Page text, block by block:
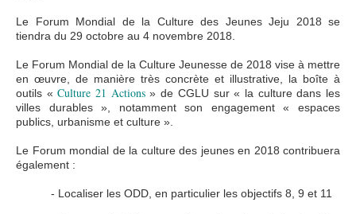
Le Forum Mondial de la Culture des Jeunes Jeju 2018 se
tiendra du 29 octobre au 4 novembre 2018.
Le Forum Mondial de la Culture Jeunesse de 2018 vise à mettre
en œuvre, de manière très concrète et illustrative, la boîte à
outils «Culture 21 Actions» de CGLU sur « la culture dans les
villes durables », notamment son engagement « espaces
publics, urbanisme et culture ».
Le Forum mondial de la culture des jeunes en 2018 contribuera
également :
- Localiser les ODD, en particulier les objectifs 8, 9 et 11